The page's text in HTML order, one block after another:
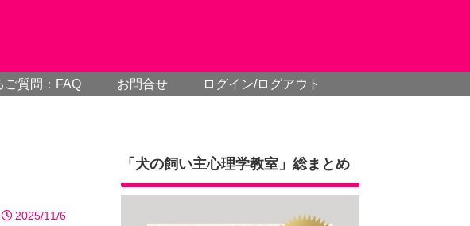
ご質問：FAQ お問合せ ログイン/ログアウト
2025/11/6
「犬の飼い主心理学教室」総まとめ